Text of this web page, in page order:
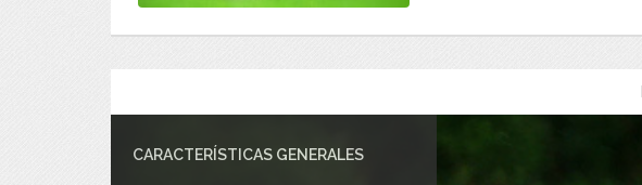
CARACTERÍSTICAS GENERALES